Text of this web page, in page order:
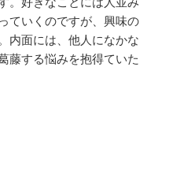
ていくのですが、興味の
内面には、他人になかな
藤する悩みを抱得ていた